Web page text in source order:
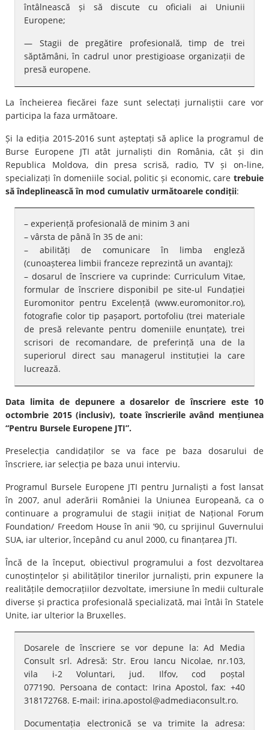
întâlnească și să discute cu oficiali ai Uniunii
Europene;
— Stagii de pregătire profesională, timp de trei
săptămâni, în cadrul unor prestigioase organizații de
presă europene.
La încheierea fiecărei faze sunt selectați jurnaliștii care vor
participa la faza următoare.
Și la ediția 2015-2016 sunt așteptați să aplice la programul de
Burse Europene JTI atât jurnaliști din România, cât și din
Republica Moldova, din presa scrisă, radio, TV și on-line,
specializați în domeniile social, politic și economic, care trebuie
să îndeplinească în mod cumulativ următoarele condiții:
– experiență profesională de minim 3 ani
– vârsta de până în 35 de ani:
– abilități de comunicare în limba engleză
(cunoașterea limbii franceze reprezintă un avantaj):
– dosarul de înscriere va cuprinde: Curriculum Vitae,
formular de înscriere disponibil pe site-ul Fundației
Euromonitor pentru Excelență (www.euromonitor.ro),
fotografie color tip pașaport, portofoliu (trei materiale
de presă relevante pentru domeniile enunțate), trei
scrisori de recomandare, de preferință una de la
superiorul direct sau managerul instituției la care
lucrează.
Data limita de depunere a dosarelor de înscriere este 10
octombrie 2015 (inclusiv), toate înscrierile având mențiunea
“Pentru Bursele Europene JTI”.
Preselecția candidaților se va face pe baza dosarului de
înscriere, iar selecția pe baza unui interviu.
Programul Bursele Europene JTI pentru Jurnaliști a fost lansat
în 2007, anul aderării României la Uniunea Europeană, ca o
continuare a programului de stagii inițiat de Național Forum
Foundation/ Freedom House în anii ’90, cu sprijinul Guvernului
SUA, iar ulterior, începând cu anul 2000, cu finanțarea JTI.
Încă de la început, obiectivul programului a fost dezvoltarea
cunoștințelor și abilităților tinerilor jurnaliști, prin expunere la
realitățile democrațiilor dezvoltate, imersiune în medii culturale
diverse și practica profesională specializată, mai întâi în Statele
Unite, iar ulterior la Bruxelles.
Dosarele de înscriere se vor depune la: Ad Media
Consult srl. Adresă: Str. Erou Iancu Nicolae, nr.103,
vila i-2 Voluntari, jud. Ilfov, cod poștal
077190. Persoana de contact: Irina Apostol, fax: +40
318172768. E-mail: irina.apostol@admediaconsult.ro.
Documentația electronică se va trimite la adresa: